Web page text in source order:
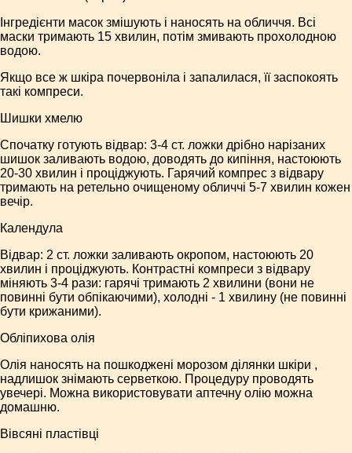
Інгредієнти масок змішують і наносять на обличчя. Всі
маски тримають 15 хвилин, потім змивають прохолодною
водою.
Якщо все ж шкіра почервоніла і запалилася, її заспокоять
такі компреси.
Шишки хмелю
Спочатку готують відвар: 3-4 ст. ложки дрібно нарізаних
шишок заливають водою, доводять до кипіння, настоюють
20-30 хвилин і проціджують. Гарячий компрес з відвару
тримають на ретельно очищеному обличчі 5-7 хвилин кожен
вечір.
Календула
Відвар: 2 ст. ложки заливають окропом, настоюють 20
хвилин і проціджують. Контрастні компреси з відвару
міняють 3-4 рази: гарячі тримають 2 хвилини (вони не
повинні бути обпікаючими), холодні - 1 хвилину (не повинні
бути крижаними).
Обліпихова олія
Олія наносять на пошкоджені морозом ділянки шкіри ,
надлишок знімають серветкою. Процедуру проводять
увечері. Можна використовувати аптечну олію можна
домашню.
Вівсяні пластівці